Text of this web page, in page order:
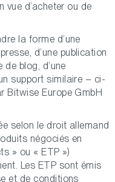
vue d’acheter ou de
la forme d’une
d’une publication
de blog, d’une
support similaire – ci-
Bitwise Europe GmbH
selon le droit allemand
négociés en
» ou « ETP »)
Les ETP sont émis
et de conditions